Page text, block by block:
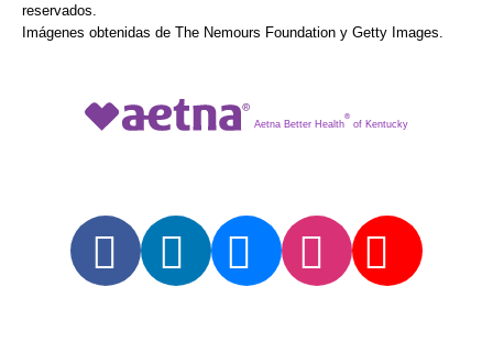
reservados.
Imágenes obtenidas de The Nemours Foundation y Getty Images.
Aetna Better Health
®
of Kentucky